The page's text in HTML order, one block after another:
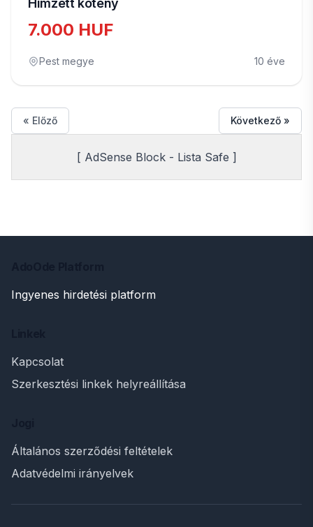
Hímzett kötény
7.000 HUF
Pest megye 10 éve
« Előző Következő »
[ AdSense Block - Lista Safe ]
Ingyenes hirdetési platform
Kapcsolat
Szerkesztési linkek helyreállítása
Általános szerződési feltételek
Adatvédelmi irányelvek